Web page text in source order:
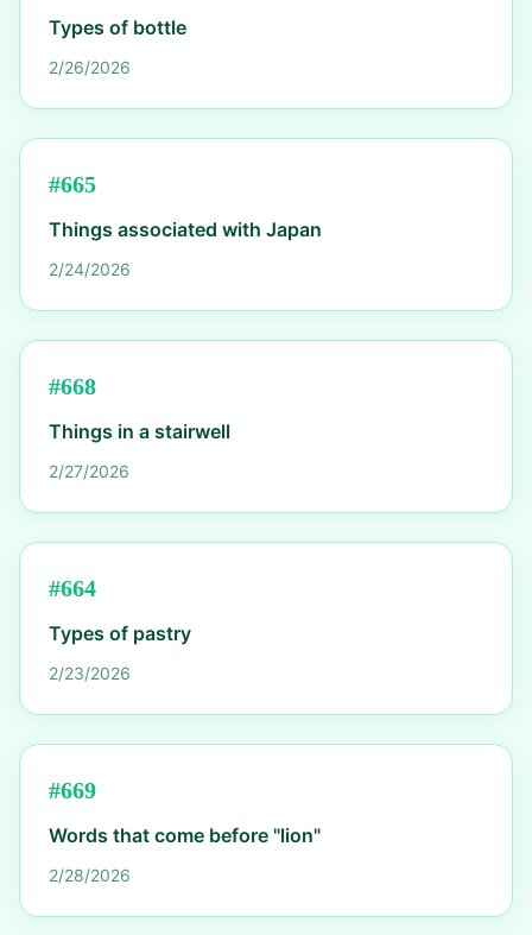
Types of bottle
2/26/2026
#665
Things associated with Japan
2/24/2026
#668
Things in a stairwell
2/27/2026
#664
Types of pastry
2/23/2026
#669
Words that come before "lion"
2/28/2026